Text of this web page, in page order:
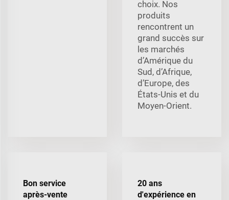
choix. Nos
produits
rencontrent un
grand succès sur
les marchés
d’Amérique du
Sud, d’Afrique,
d’Europe, des
États-Unis et du
Moyen-Orient.
Bon service
après-vente
20 ans
d'expérience en